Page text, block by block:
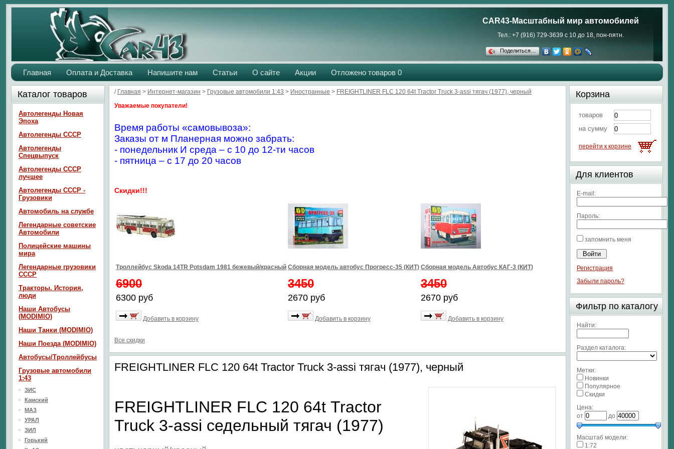
CAR43-Масштабный мир автомобилей
Тел.: +7 (916) 729-3639 с 10 до 18, пон-пятн.
Поделиться…
Главная Оплата и Доставка Напишите нам Статьи О сайте Акции Отложено товаров 0
/ Главная > Интернет-магазин > Грузовые автомобили 1:43 > Иностранные > FREIGHTLINER FLC 120 64t Tractor Truck 3-assi тягач (1977), черный
Уважаемые покупатели!
Время работы «самовывоза»:
Заказы от м Планерная можно забрать:
- понедельник И среда – с 10 до 12-ти часов
- пятница – с 17 до 20 часов
Скидки!!!
Троллейбус Skoda 14TR Potsdam 1981 бежевый/красный
6900
6300 руб
Добавить в корзину
Сборная модель автобус Прогресс-35 (КИТ)
3450
2670 руб
Добавить в корзину
Сборная модель Автобус КАГ-3 (КИТ)
3450
2670 руб
Добавить в корзину
Все скидки
FREIGHTLINER FLC 120 64t Tractor Truck 3-assi тягач (1977), черный
FREIGHTLINER FLC 120 64t Tractor
Truck 3-assi седельный тягач (1977)
Каталог товаров
Автолегенды Новая
Эпоха
Автолегенды СССР
Автолегенды
Спецвыпуск
Автолегенды СССР
лучшее
Автолегенды СССР -
Грузовики
Автомобиль на службе
Легендарные советские
Автомобили
Полицейские машины
мира
Легендарные грузовики
СССР
Тракторы. История,
люди
Наши Автобусы
(MODIMIO)
Наши Танки (MODIMIO)
Наши Поезда (MODIMIO)
Автобусы/Троллейбусы
Грузовые автомобили
1:43
ЗИС
Камский
МАЗ
УРАЛ
ЗИЛ
Горький
Корзина
товаров
на сумму
перейти к корзине
Для клиентов
E-mail:
Пароль:
запомнить меня
Регистрация
Забыли пароль?
Фильтр по каталогу
Найти:
Раздел каталога:
Метки:
Новинки
Популярное
Скидки
Цена:
от
до
Масштаб модели:
1:72